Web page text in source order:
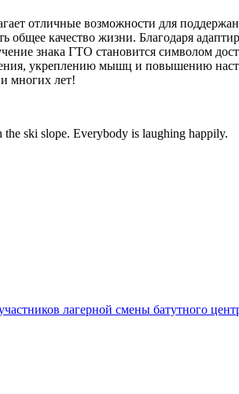
отличные возможности для
общее качество жизни. Благодаря
знака ГТО становится символом
укреплению мышц и повышению
многих лет!
ski slope. Everybody is laughing happily.
лагерной смены батутного